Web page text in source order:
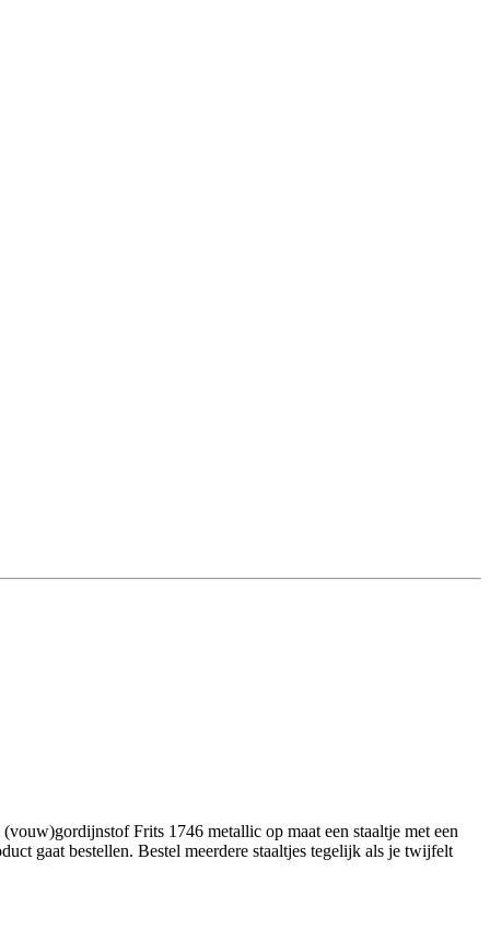
Frits 1746 metallic op maat een staaltje met een
gaat bestellen. Bestel meerdere staaltjes tegelijk als je twijfelt